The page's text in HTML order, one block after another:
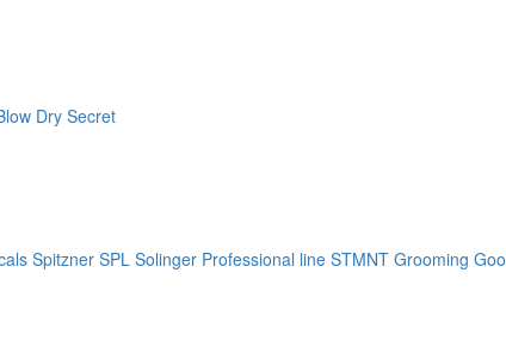
Dry Secret
Spitzner SPL Solinger Professional line STMNT Grooming